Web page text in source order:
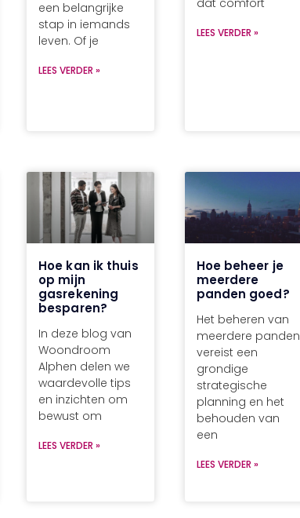
een belangrijke
stap in iemands
leven. Of je
LEES VERDER »
LEES VERDER »
Hoe kan ik thuis
op mijn
gasrekening
besparen?
In deze blog van
Woondroom
Alphen delen we
waardevolle tips
en inzichten om
bewust om
LEES VERDER »
Hoe beheer je
meerdere
panden goed?
Het beheren van
meerdere panden
vereist een
grondige
strategische
planning en het
behouden van
een
LEES VERDER »